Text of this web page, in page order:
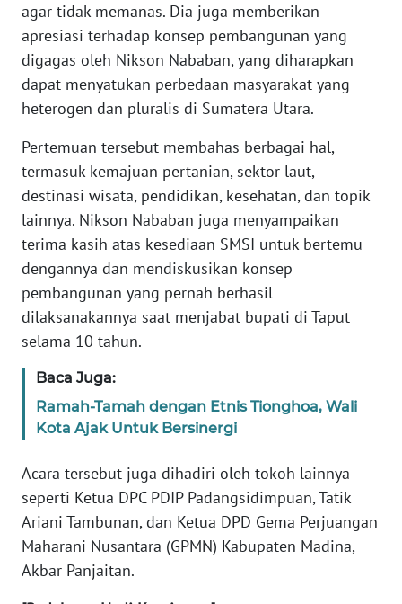
agar tidak memanas. Dia juga memberikan
apresiasi terhadap konsep pembangunan yang
digagas oleh Nikson Nababan, yang diharapkan
dapat menyatukan perbedaan masyarakat yang
heterogen dan pluralis di Sumatera Utara.
Pertemuan tersebut membahas berbagai hal,
termasuk kemajuan pertanian, sektor laut,
destinasi wisata, pendidikan, kesehatan, dan topik
lainnya. Nikson Nababan juga menyampaikan
terima kasih atas kesediaan SMSI untuk bertemu
dengannya dan mendiskusikan konsep
pembangunan yang pernah berhasil
dilaksanakannya saat menjabat bupati di Taput
selama 10 tahun.
Baca Juga:
Ramah-Tamah dengan Etnis Tionghoa, Wali
Kota Ajak Untuk Bersinergi
Acara tersebut juga dihadiri oleh tokoh lainnya
seperti Ketua DPC PDIP Padangsidimpuan, Tatik
Ariani Tambunan, dan Ketua DPD Gema Perjuangan
Maharani Nusantara (GPMN) Kabupaten Madina,
Akbar Panjaitan.
WN
BENGKULU
WN
WN
JATENG
WN
NUSANTARA
WN
JOGJA
WN
JATIM
WN
KALBAR
WN